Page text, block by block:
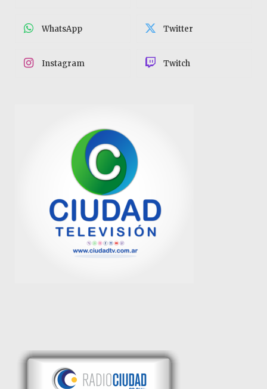
WhatsApp Twitter
Instagram Twitch